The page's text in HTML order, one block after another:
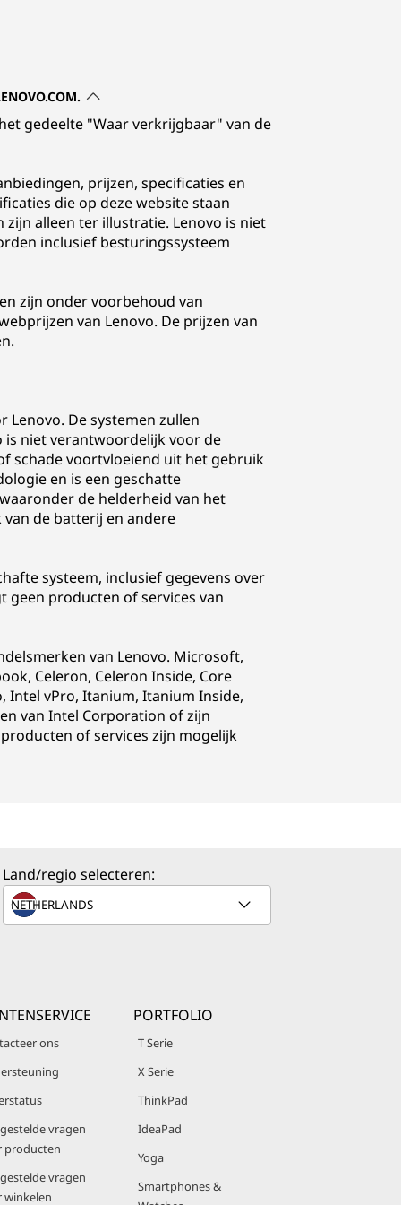
gedeelte "Waar verkrijgbaar" van de
prijzen, specificaties en
die op deze website staan
alleen ter illustratie. Lenovo is niet
inclusief besturingssysteem
zijn onder voorbehoud van
van Lenovo. De prijzen van
De systemen zullen
niet verantwoordelijk voor de
schade voortvloeiend uit het gebruik
en is een geschatte
de helderheid van het
de batterij en andere
systeem, inclusief gegevens over
geen producten of services van
van Lenovo. Microsoft,
Celeron, Celeron Inside, Core
Intel vPro, Itanium, Itanium Inside,
van Intel Corporation of zijn
of services zijn mogelijk
Land/regio selecteren:
ons
vragen
producten
vragen
winkelen
PORTFOLIO
T Serie
X Serie
ThinkPad
IdeaPad
Yoga
Smartphones &